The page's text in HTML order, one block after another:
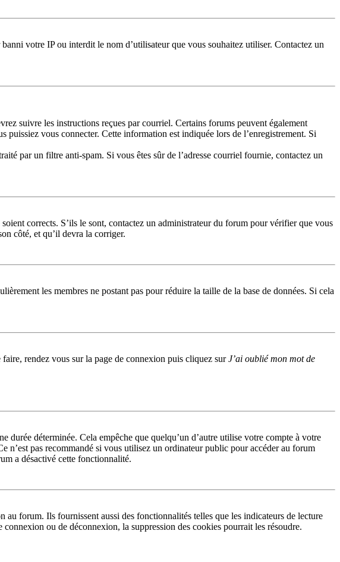
votre IP ou interdit le nom d’utilisateur que vous souhaitez utiliser. Contactez un
suivre les instructions reçues par courriel. Certains forums peuvent également
vous connecter. Cette information est indiquée lors de l’enregistrement. Si
par un filtre anti-spam. Si vous êtes sûr de l’adresse courriel fournie, contactez un
corrects. S’ils le sont, contactez un administrateur du forum pour vérifier que vous
côté, et qu’il devra la corriger.
les membres ne postant pas pour réduire la taille de la base de données. Si cela
rendez vous sur la page de connexion puis cliquez surJ’ai oublié mon mot de
durée déterminée. Cela empêche que quelqu’un d’autre utilise votre compte à votre
n’est pas recommandé si vous utilisez un ordinateur public pour accéder au forum
a désactivé cette fonctionnalité.
forum. Ils fournissent aussi des fonctionnalités telles que les indicateurs de lecture
ou de déconnexion, la suppression des cookies pourrait les résoudre.